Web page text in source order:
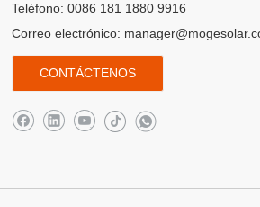
Teléfono: 0086 181 1880 9916
Correo electrónico:
CONTÁCTENOS